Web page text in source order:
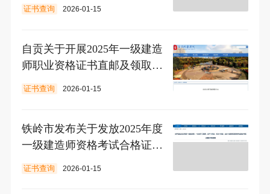
证书查询 2026-01-15
自贡关于开展2025年一级建造
师职业资格证书直邮及领取的
通知
证书查询 2026-01-15
铁岭市发布关于发放2025年度
一级建造师资格考试合格证书
的通知
证书查询 2026-01-15